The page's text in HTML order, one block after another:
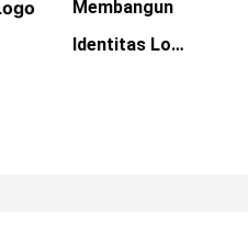
Membangun
Identitas Lo…